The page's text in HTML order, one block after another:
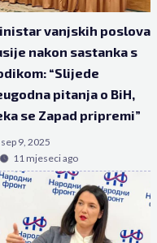
vanjskih poslova
nakon sastanka s
“Slijede
pitanja o BiH,
se Zapad pripremi”
sep 9, 2025
11 mjeseci ago